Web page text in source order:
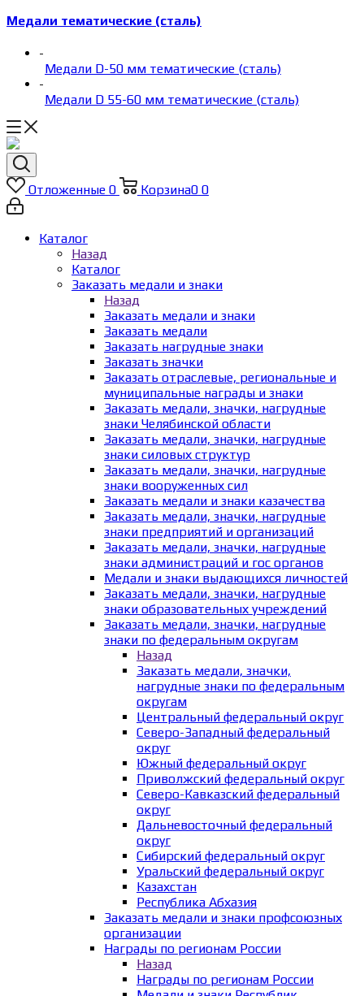
Медали тематические (сталь)
-
Медали D-50 мм тематические (сталь)
-
Медали D 55-60 мм тематические (сталь)
Отложенные 0 Корзина0 0
Каталог
Назад
Каталог
Заказать медали и знаки
Назад
Заказать медали и знаки
Заказать медали
Заказать нагрудные знаки
Заказать значки
Заказать отраслевые, региональные и
муниципальные награды и знаки
Заказать медали, значки, нагрудные
знаки Челябинской области
Заказать медали, значки, нагрудные
знаки силовых структур
Заказать медали, значки, нагрудные
знаки вооруженных сил
Заказать медали и знаки казачества
Заказать медали, значки, нагрудные
знаки предприятий и организаций
Заказать медали, значки, нагрудные
знаки администраций и гос органов
Медали и знаки выдающихся личностей
Заказать медали, значки, нагрудные
знаки образовательных учреждений
Заказать медали, значки, нагрудные
знаки по федеральным округам
Назад
Заказать медали, значки,
нагрудные знаки по федеральным
округам
Центральный федеральный округ
Северо-Западный федеральный
округ
Южный федеральный округ
Приволжский федеральный округ
Северо-Кавказский федеральный
округ
Дальневосточный федеральный
округ
Сибирский федеральный округ
Уральский федеральный округ
Казахстан
Республика Абхазия
Заказать медали и знаки профсоюзных
организации
Награды по регионам России
Назад
Награды по регионам России